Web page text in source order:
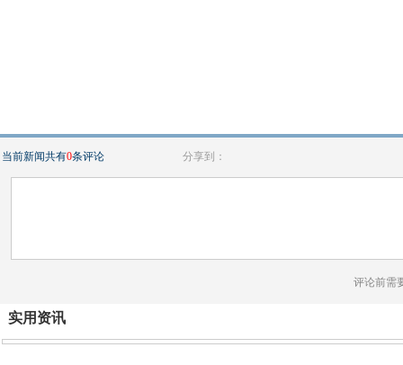
当前新闻共有0条评论 分享到：
评论前需
实用资讯